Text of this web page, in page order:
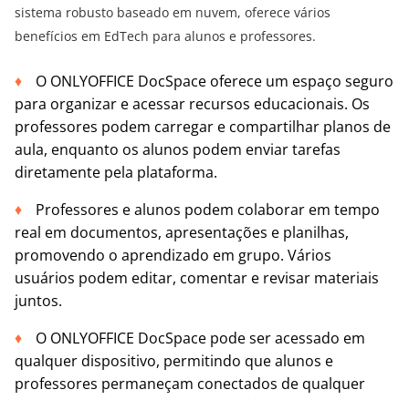
sistema robusto baseado em nuvem, oferece vários
benefícios em EdTech para alunos e professores.
O ONLYOFFICE DocSpace oferece um espaço seguro
para organizar e acessar recursos educacionais. Os
professores podem carregar e compartilhar planos de
aula, enquanto os alunos podem enviar tarefas
diretamente pela plataforma.
Professores e alunos podem colaborar em tempo
real em documentos, apresentações e planilhas,
promovendo o aprendizado em grupo. Vários
usuários podem editar, comentar e revisar materiais
juntos.
O ONLYOFFICE DocSpace pode ser acessado em
qualquer dispositivo, permitindo que alunos e
professores permaneçam conectados de qualquer